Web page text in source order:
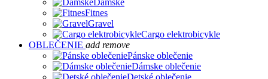
Fitnes
Gravel
Cargo elektrobicykle
OBLEČENIE add remove
Pánske oblečenie
Dámske oblečenie
Detské oblečenie